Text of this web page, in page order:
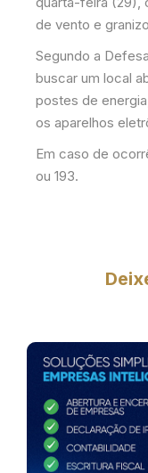
de vento e
Segundo a
buscar um local
postes de
os aparelhos
Em caso de
ou 193.